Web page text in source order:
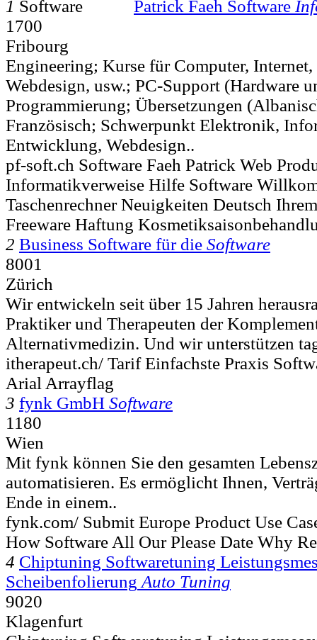
1 Patrick Faeh Software
1700
Fribourg
Engineering; Kurse für Computer, Internet,
Webdesign, usw.; PC-Support (Hardware
Programmierung; Übersetzungen
Französisch; Schwerpunkt Elektronik,
Entwicklung, Webdesign..
pf-soft.ch Software Faeh Patrick Web
Informatikverweise Hilfe Software
Taschenrechner Neuigkeiten Deutsch
Freeware Haftung
2 Business Software für die Software
8001
Zürich
Wir entwickeln seit über 15 Jahren
Praktiker und Therapeuten der
Alternativmedizin. Und wir unterstützen
itherapeut.ch/ Tarif Einfachste Praxis
Arial Arrayflag
3 fynk GmbH Software
1180
Wien
Mit fynk können Sie den gesamten
automatisieren. Es ermöglicht Ihnen,
Ende in einem..
fynk.com/ Submit Europe Product Use
How Software All Our Please Date Why
4 Chiptuning Softwaretuning
Scheibenfolierung Auto Tuning
9020
Klagenfurt